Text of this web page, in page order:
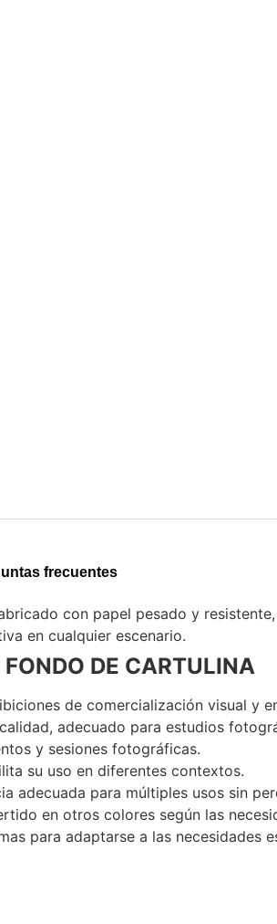
frecuentes
con papel pesado y
en cualquier escenario.
DE CARTULINA
de comercialización visual y
adecuado para estudios
y sesiones fotográficas.
su uso en diferentes contextos.
adecuada para múltiples usos sin
en otros colores según las
para adaptarse a las necesidades